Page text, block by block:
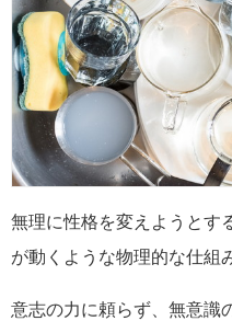
無理に性格を変えようとす
が動くような物理的な仕組
意志の力に頼らず、無意識